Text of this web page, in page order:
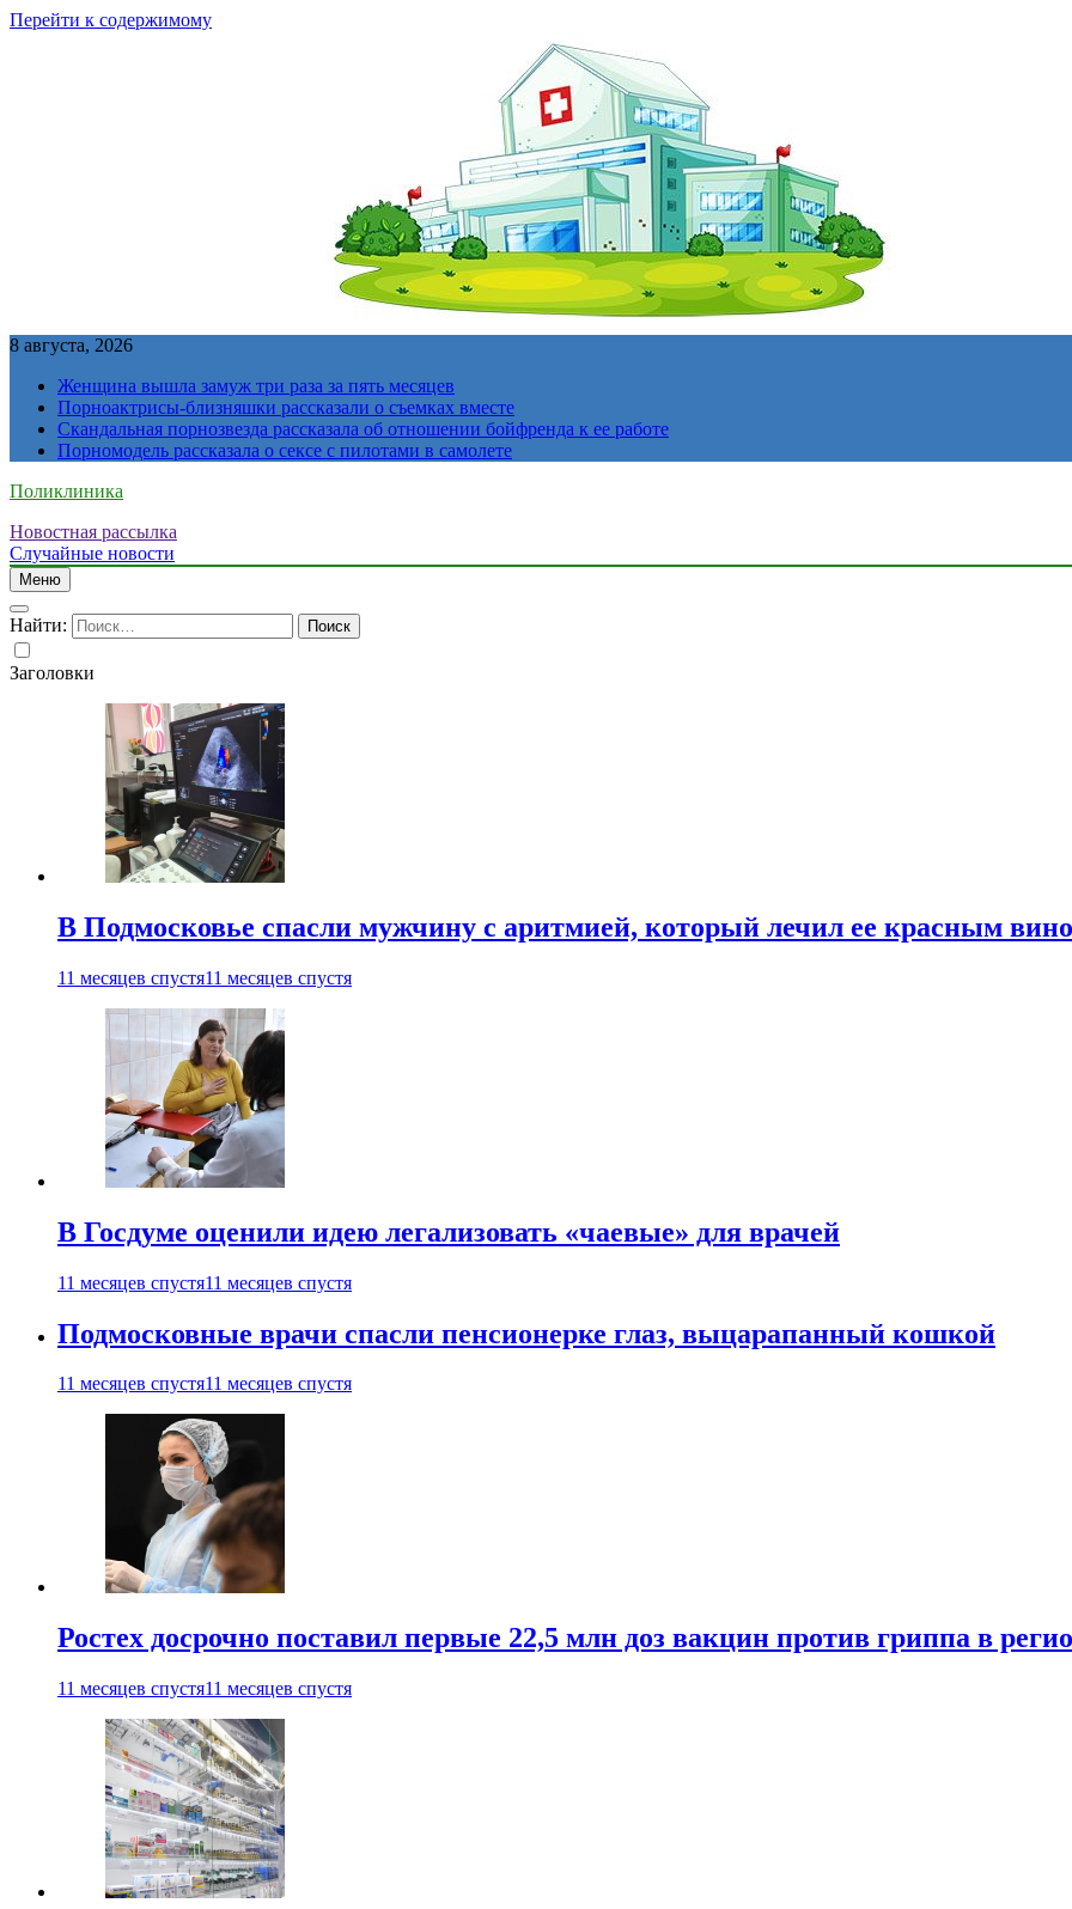
Перейти к содержимому
8 августа, 2026
Женщина вышла замуж три раза за пять месяцев
Порноактрисы-близняшки рассказали о съемках вместе
Скандальная порнозвезда рассказала об отношении бойфренда к ее работе
Порномодель рассказала о сексе с пилотами в самолете
Поликлиника
Новостная рассылка
Случайные новости
Меню
Найти:
Заголовки
В Подмосковье спасли мужчину с аритмией, который лечил ее красным
11 месяцев спустя11 месяцев спустя
В Госдуме оценили идею легализовать «чаевые» для врачей
11 месяцев спустя11 месяцев спустя
Подмосковные врачи спасли пенсионерке глаз, выцарапанный кошкой
11 месяцев спустя11 месяцев спустя
Ростех досрочно поставил первые 22,5 млн доз вакцин против гриппа в
11 месяцев спустя11 месяцев спустя